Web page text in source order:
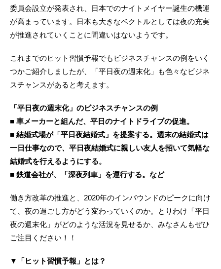
委員会設立が発表され、日本でのナイトメイヤー誕生の機運
が高まっています。日本も大きなベクトルとしては夜の充実
が推進されていくことに間違いはないようです。
これまでのヒット習慣予報でもビジネスチャンスの例をいく
つかご紹介しましたが、「平日夜の週末化」も色々なビジネ
スチャンスがあると考えます。
「平日夜の週末化」のビジネスチャンスの例
■ 車メーカーと組んだ、平日のナイトドライブの促進。
■ 結婚式場が「平日夜結婚式」を提案する。週末の結婚式は
一日仕事なので、平日夜結婚式に親しい友人を招いて気軽な
結婚式を行えるようにする。
■ 鉄道会社が、「深夜列車」を運行する。など
働き方改革の推進と、2020年のインバウンドのピークに向け
て、夜の過ごし方がどう変わっていくのか。とりわけ「平日
夜の週末化」がどのような活況を見せるか、みなさんもぜひ
ご注目ください！！
▼「ヒット習慣予報」とは？